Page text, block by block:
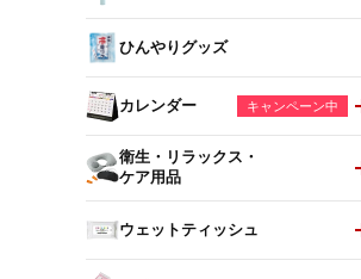
ひんやりグッズ
カレンダー キャンペーン中
衛生・リラックス・
ケア用品
ウェットティッシュ